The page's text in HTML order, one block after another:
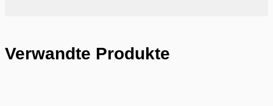
Verwandte Produkte